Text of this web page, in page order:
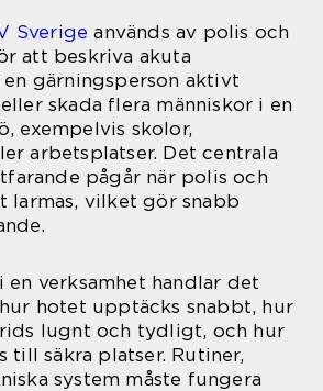
Sverige används av polis och
att beskriva akuta
gärningsperson aktivt
skada flera människor i en
exempelvis skolor,
arbetsplatser. Det centrala
pågår när polis och
larmas, vilket gör snabb
en verksamhet handlar det
hotet upptäcks snabbt, hur
lugnt och tydligt, och hur
till säkra platser. Rutiner,
system måste fungera